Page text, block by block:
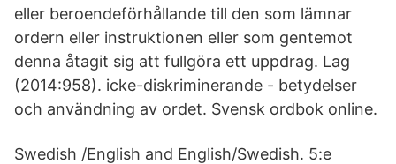
eller beroendeförhållande till den som lämnar
ordern eller instruktionen eller som gentemot
denna åtagit sig att fullgöra ett uppdrag. Lag
(2014:958). icke-diskriminerande - betydelser
och användning av ordet. Svensk ordbok online.
Swedish /English and English/Swedish. 5:e